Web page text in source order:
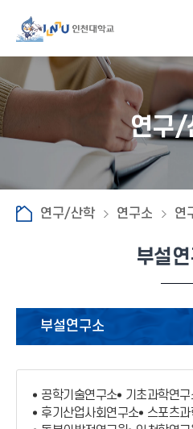
연구/
연구/산학 연구소 연
부설
부설연구소
기타연구소
공학기술연구소 기초과학연구
후기산업사회연구소
스포츠